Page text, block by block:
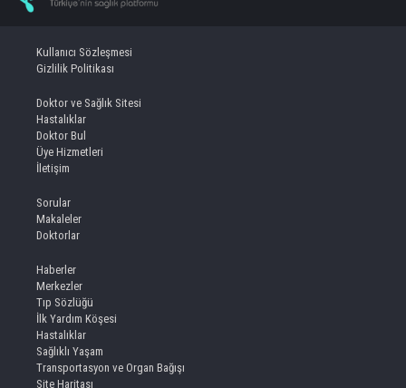
Kullanıcı Sözleşmesi
Gizlilik Politikası
Doktor ve Sağlık Sitesi
Hastalıklar
Doktor Bul
Üye Hizmetleri
İletişim
Sorular
Makaleler
Doktorlar
Haberler
Merkezler
Tıp Sözlüğü
İlk Yardım Köşesi
Hastalıklar
Sağlıklı Yaşam
Transportasyon ve Organ Bağışı
Site Haritası